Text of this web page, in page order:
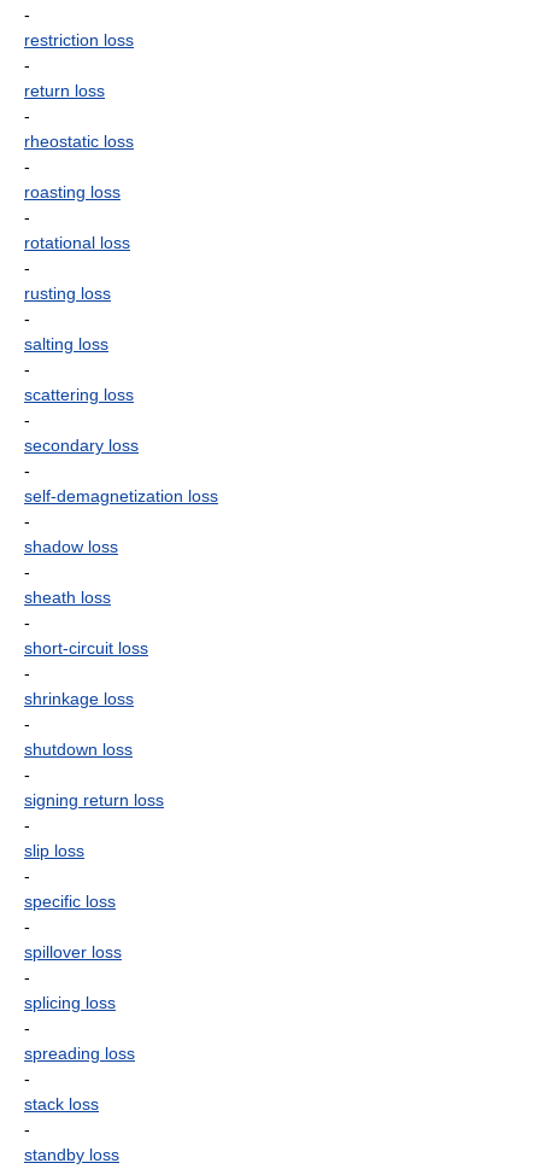
-
restriction loss
-
return loss
-
rheostatic loss
-
roasting loss
-
rotational loss
-
rusting loss
-
salting loss
-
scattering loss
-
secondary loss
-
self-demagnetization loss
-
shadow loss
-
sheath loss
-
short-circuit loss
-
shrinkage loss
-
shutdown loss
-
signing return loss
-
slip loss
-
specific loss
-
spillover loss
-
splicing loss
-
spreading loss
-
stack loss
-
standby loss